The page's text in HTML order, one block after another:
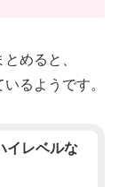
めると、
るようです。
イレベルな